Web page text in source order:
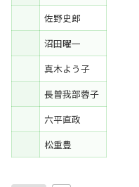
佐野史郎
沼田曜一
真木よう子
長曽我部蓉子
六平直政
松重豊